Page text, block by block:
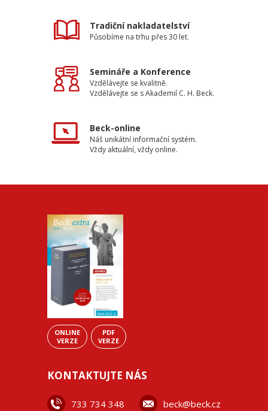
Tradiční nakladatelství
Působíme na trhu přes 30 let.
Semináře a Konference
Vzdělávejte se kvalitně.
Vzdělávejte se s Akademií C. H. Beck.
Beck-online
Náš unikátní informační systém.
Vždy aktuální, vždy online.
ONLINE
VERZE
PDF
VERZE
KONTAKTUJTE NÁS
733 734 348 beck@beck.cz